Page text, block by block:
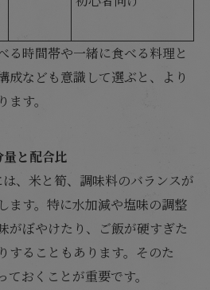
る時間帯や一緒に食べる料理と
成なども意識して選ぶと、より
す。
と配合比
、米と筍、調味料のバランスが
ます。特に水加減や塩味の調整
がぼやけたり、ご飯が硬すぎた
することもあります。そのた
おくことが重要です。